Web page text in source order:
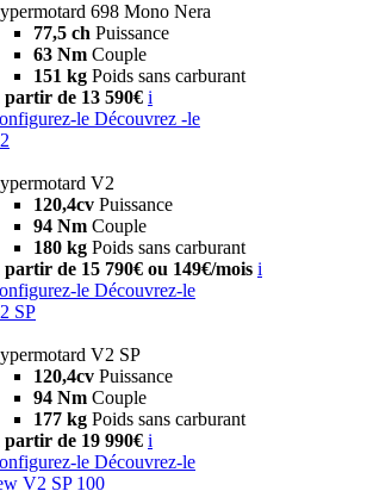
698 Mono Nera
77,5 ch Puissance
63 Nm Couple
151 kg Poids sans carburant
partir de 13 590€ i
le Découvrez -le
V2
120,4cv Puissance
94 Nm Couple
180 kg Poids sans carburant
partir de 15 790€ ou 149€/mois i
le Découvrez-le
SP
V2 SP
120,4cv Puissance
94 Nm Couple
177 kg Poids sans carburant
partir de 19 990€ i
le Découvrez-le
V2 SP 100